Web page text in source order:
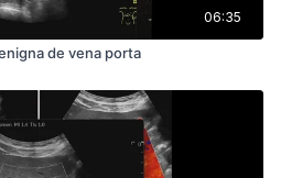
06:35
de vena porta